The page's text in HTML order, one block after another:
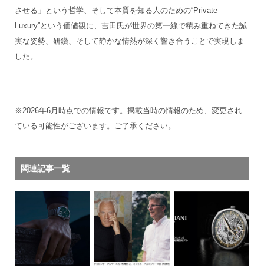
させる」という哲学、そして本質を知る人のための“Private
Luxury”という価値観に、吉田氏が世界の第一線で積み重ねてきた誠
実な姿勢、研鑽、そして静かな情熱が深く響き合うことで実現しま
した。
※2026年6月時点での情報です。掲載当時の情報のため、変更され
ている可能性がございます。ご了承ください。
関連記事一覧